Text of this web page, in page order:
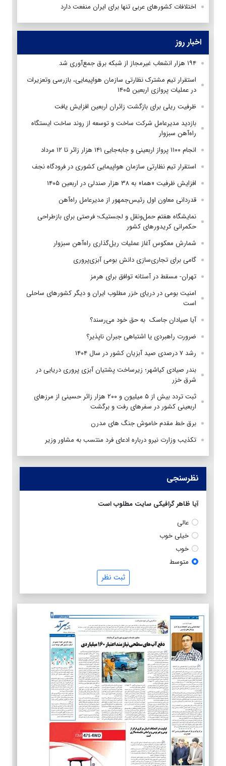
اختلافات کشورهای عربی تنها برای ایران منفعت دارد
اخبار روز
۱۹۴ هزار انشعاب غیرمجاز از شبکه برق جمع‌آوری شد
استقرار تیم مشترک نظارتی سازمان هواپیمایی، بازرسی وتعزیرات
در عملیات پروازی اربعین ۱۴۰۵
ظرفیت ریلی برای بازگشت زائران اربعین افزایش یافت
بازدید مدیرعامل شرکت ساخت و توسعه از روند ساخت ایستگاه
راه‌آهن سبزوار
انجام ۱۱۰۰ پرواز اربعینی و جابه‌جایی ۱۴۱ هزار زائر تا ۱۲ مرداد
استقرار تیم‌ نظارتی سازمان هواپیمایی کشوری در فرودگاه نجف
افزایش ظرفیت «هما» به ۳۸ هزار صندلی در اربعین ۱۴۰۵
قدردانی معاون اول رئیس‌جمهور از مدیرعامل راه‌آهن
نمایشگاه هفتم حمل‌ونقل و لجستیک؛ فرصتی برای بازطراحی
حکمرانی کریدورهای کشور
شمارش معکوس آغاز عملیات ریل‌گذاری راه‌آهن سبزوار
گامی برای تجاری‌سازی دانش بومی آبزی‌پروری
تهران- مسقط در آستانه توافق برای هرمز
امنیت بومی در دریای خزر مطلوب ایران و دیگر کشورهای ساحلی
است
آیا صیادان جاسک به حق خود می‌رسند؟
ضرورت راهبردی یا اشتباهی جبران ناپذیر؟
رشد ۷ درصدی صید آبزیان کشور در سال ۱۴۰۴
بندر صیادی کیاشهر؛ زیرساخت پشتیان آبزی پروری دریایی در
شرق خزر
ثبت تردد بیش از ۵ میلیون و ۲۰۰ هزار زائر حسینی از مرزهای
اربعینی کشور در سفرهای رفت و برگشت
برق خط مقدم خاموش جنگ های مدرن
تکذیب وزارت نیرو درباره ادعای فرد منتسب به مشاور وزیر
نظرسنجی
آیا ظاهر گرافیکی سایت مطلوب است
عالی
خیلی خوب
خوب
متوسط
ثبت نظر